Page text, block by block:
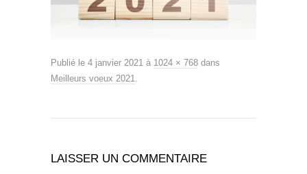
Publié le 4 janvier 2021 à 1024 × 768 dans
Meilleurs voeux 2021.
LAISSER UN COMMENTAIRE